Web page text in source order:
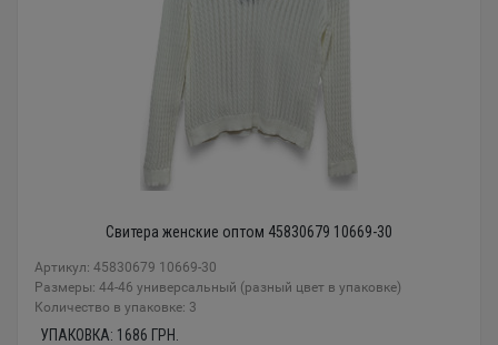
Свитера женские оптом 45830679 10669-30
Артикул: 45830679 10669-30
Размеры: 44-46 универсальный (разный цвет в упаковке)
Количество в упаковке: 3
УПАКОВКА: 1686 ГРН.